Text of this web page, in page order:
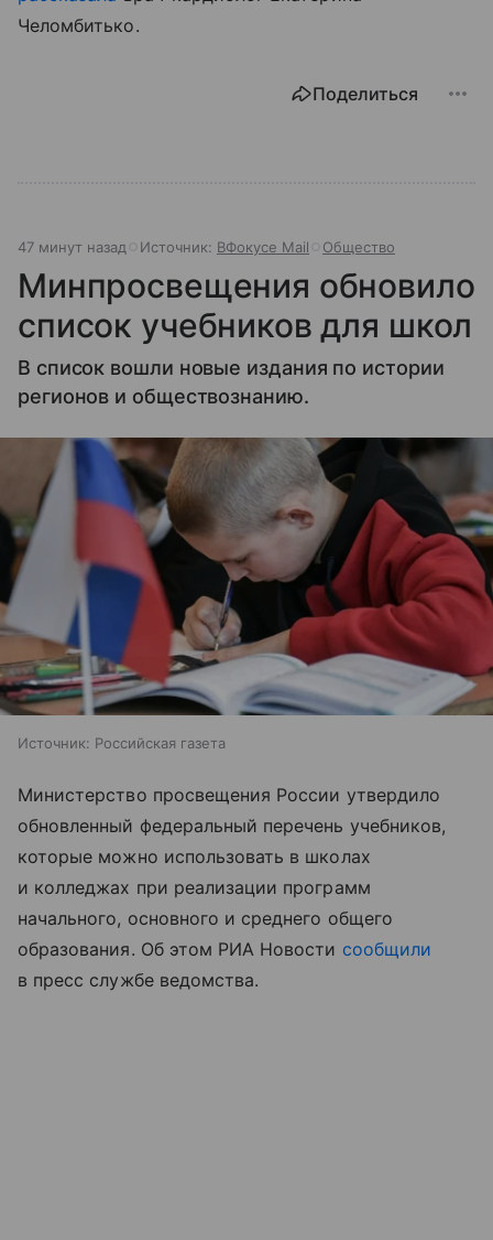
Челомбитько.
Поделиться
47 минут назад Источник: ВФокусе Mail Общество
Минпросвещения обновило
список учебников для школ
В список вошли новые издания по истории
регионов и обществознанию.
Источник: Российская газета
Министерство просвещения России утвердило
обновленный федеральный перечень учебников,
которые можно использовать в школах
и колледжах при реализации программ
начального, основного и среднего общего
образования. Об этом РИА Новости сообщили
в пресс службе ведомства.